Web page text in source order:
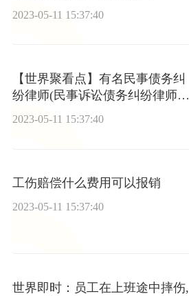
2023-05-11 15:37:40
【世界聚看点】有名民事债务纠
纷律师(民事诉讼债务纠纷律师费
用)
2023-05-11 15:37:40
工伤赔偿什么费用可以报销
2023-05-11 15:37:40
世界即时：员工在上班途中摔伤,